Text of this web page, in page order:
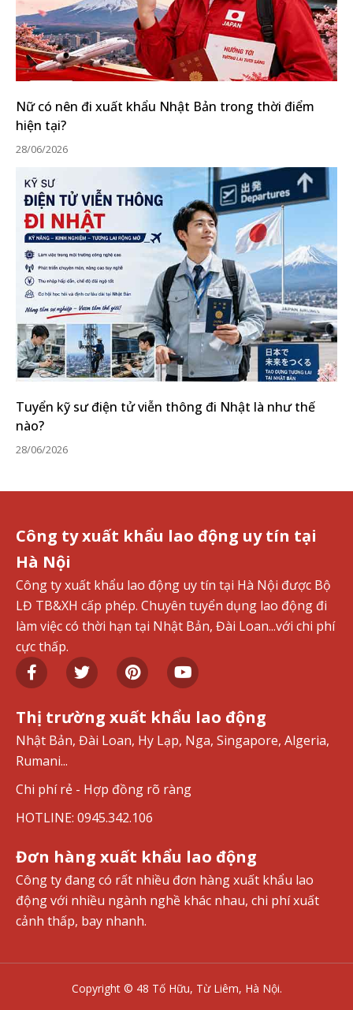
Nữ có nên đi xuất khẩu Nhật Bản trong thời điểm
hiện tại?
28/06/2026
Tuyển kỹ sư điện tử viễn thông đi Nhật là như thế
nào?
28/06/2026
Công ty xuất khẩu lao động uy tín tại
Hà Nội
Công ty xuất khẩu lao động uy tín tại Hà Nội được Bộ
LĐ TB&XH cấp phép. Chuyên tuyển dụng lao động đi
làm việc có thời hạn tại Nhật Bản, Đài Loan...với chi phí
cực thấp.
Thị trường xuất khẩu lao động
Nhật Bản, Đài Loan, Hy Lạp, Nga, Singapore, Algeria,
Rumani...
Chi phí rẻ - Hợp đồng rõ ràng
HOTLINE: 0945.342.106
Đơn hàng xuất khẩu lao động
Công ty đang có rất nhiều đơn hàng xuất khẩu lao
động với nhiều ngành nghề khác nhau, chi phí xuất
cảnh thấp, bay nhanh.
Copyright © 48 Tố Hữu, Từ Liêm, Hà Nội.